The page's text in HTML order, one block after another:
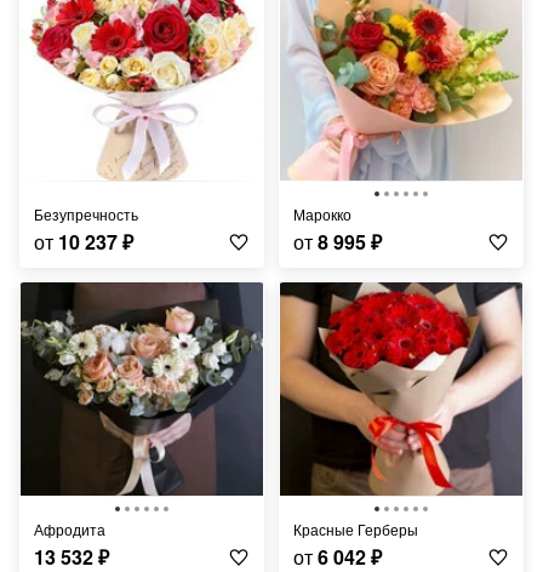
Безупречность
от 10 237₽
Марокко
от8 995₽
Афродита
13 532₽
Красные Герберы
от6 042₽